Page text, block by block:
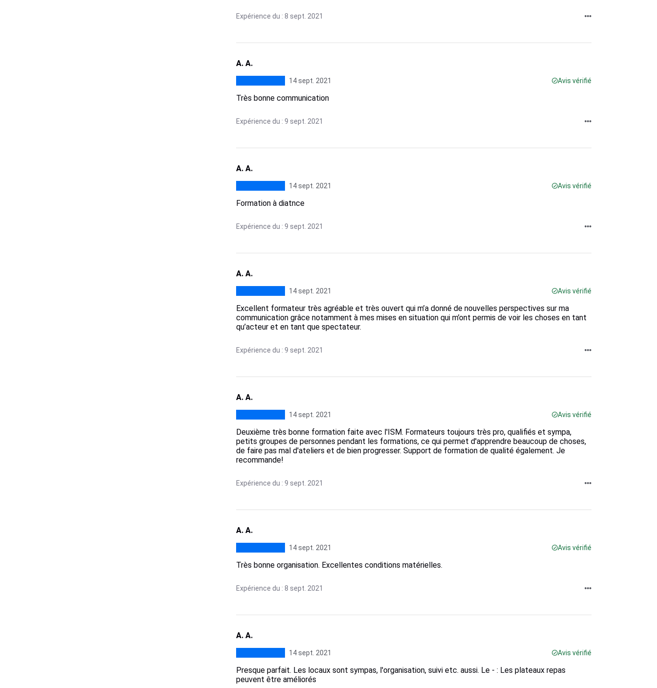
Expérience du : 8 sept. 2021
A. A.
14 sept. 2021 Avis vérifié
Très bonne communication
Expérience du : 9 sept. 2021
A. A.
14 sept. 2021 Avis vérifié
Formation à diatnce
Expérience du : 9 sept. 2021
A. A.
14 sept. 2021 Avis vérifié
Excellent formateur très agréable et très ouvert qui m’a donné de nouvelles perspectives sur ma
communication grâce notamment à mes mises en situation qui m’ont permis de voir les choses en tant
qu’acteur et en tant que spectateur.
Expérience du : 9 sept. 2021
A. A.
14 sept. 2021 Avis vérifié
Deuxième très bonne formation faite avec l'ISM. Formateurs toujours très pro, qualifiés et sympa,
petits groupes de personnes pendant les formations, ce qui permet d'apprendre beaucoup de choses,
de faire pas mal d'ateliers et de bien progresser. Support de formation de qualité également. Je
recommande!
Expérience du : 9 sept. 2021
A. A.
14 sept. 2021 Avis vérifié
Très bonne organisation. Excellentes conditions matérielles.
Expérience du : 8 sept. 2021
A. A.
14 sept. 2021 Avis vérifié
Presque parfait. Les locaux sont sympas, l'organisation, suivi etc. aussi. Le - : Les plateaux repas
peuvent être améliorés